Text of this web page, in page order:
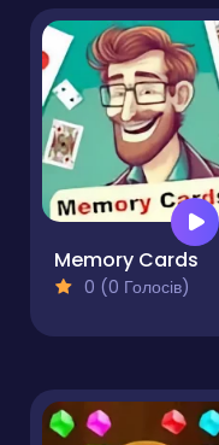
Memory Cards
0 (0 Голосів)